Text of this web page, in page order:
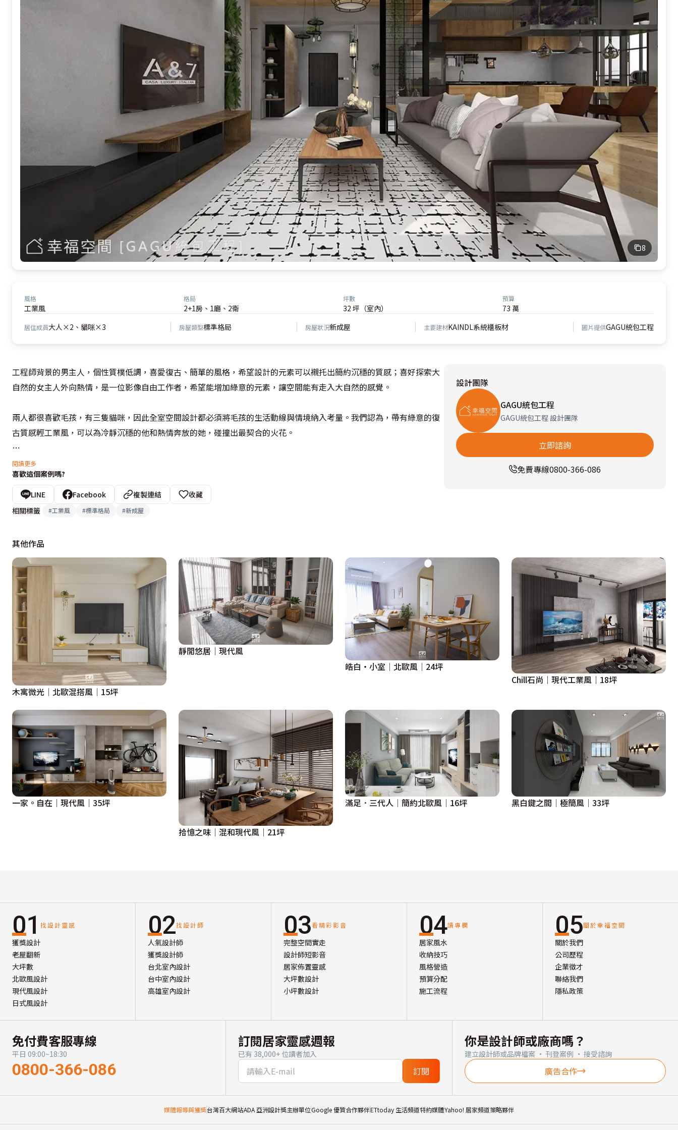
8
風格
工業風
格局
2+1房、1廳、2衛
坪數
32 坪（室內）
預算
73 萬
居住成員大人×2、貓咪×3 房屋類型標準格局 房屋狀況新成屋 主要建材KAINDL系統櫃板材 圖片提供GAGU統包工程
工程師背景的男主人，個性質樸低調，喜愛復古、簡單的風格，希望設計的元素可以襯托出簡約沉穩的質感；喜好探索大
自然的女主人外向熱情，是一位影像自由工作者，希望能增加綠意的元素，讓空間能有走入大自然的感覺。
兩人都很喜歡毛孩，有三隻貓咪，因此全室空間設計都必須將毛孩的生活動線與情境納入考量。我們認為，帶有綠意的復
古質感輕工業風，可以為冷靜沉穩的他和熱情奔放的她，碰撞出最契合的火花。
玄關
玄關不僅代表一個居住空間的門面，更是建立風格的第一印象。為了將彼此的個性融入居住環境中，全室牆面與地板決定
以清水模的灰色為基底，櫃體和門把採用隱藏式設計，形塑簡潔風格。在光源選擇方面，則是裝設隱藏崁燈和街燈，再運
用小盆植栽，打造既唯美又愜意的氛圍。
客廳&廚房
裸露，減少壓迫感，並搭配暗色系的鐵架，襯托沉穩、質感的輕工業風格。
廚房系統櫃、餐桌與部分牆面選擇木質色系，增添溫潤感，並一樣在空間四處擺放植栽，營造沉穩內斂卻又不失溫暖活力
的感覺，同時點綴自然之美。另外考量貓咪們的活力與安全性，電視選擇壁掛電視，並在牆面設計收納用的層板，可以做
為貓咪的跳台，並在靠窗區保留一塊休憩用的露臺區，可以和毛孩們一起享受悠閒時光。
主臥&書房
兩人的用品不多，喜歡房間能有多一點走動的空間，希望主臥盡量維持開闊的舒適度，牆壁則沿用清水模色系，勾勒出一
貫的沉穩質感，並運用衣櫃劃分功能區域，簡化動線和減少櫃體的面積，一舉兩得。
書房
書房則是因應女屋主在家工作的性質，將書房改造成影像工作室，設計觀影區，增進工作效率。
設計概念文字為【GAGU統包工程】提供
閱讀更多
喜歡這個案例嗎?
LINE Facebook 複製連結
收藏
相關標籤
#工業風 #標準格局 #新成屋
設計團隊
GAGU統包工程
GAGU統包工程 設計團隊
立即諮詢
免費專線0800-366-086
其他作品
木寓微光│北歐混搭風│15坪
靜閒悠居｜現代風
皓白‧小室│北歐風│24坪
Chill石尚｜現代工業風｜18坪
一家。自在｜現代風｜35坪
拾憶之味│混和現代風│21坪
滿足．三代人│簡約北歐風│16坪 黑白鍵之間│極簡風│33坪
01 找設計靈感
獲獎設計
老屋翻新
大坪數
北歐風設計
現代風設計
日式風設計
02找設計師
人氣設計師
獲獎設計師
台北室內設計
台中室內設計
高雄室內設計
03看精彩影音
完整空間實走
設計師短影音
居家佈置靈感
大坪數設計
小坪數設計
04讀專欄
居家風水
收納技巧
風格營造
預算分配
施工流程
05關於幸福空間
關於我們
公司歷程
企業徵才
聯絡我們
隱私政策
免付費客服專線
平日 09:00~18:30
0800-366-086
訂閱居家靈感週報
已有 38,000+ 位讀者加入
訂閱
你是設計師或廠商嗎？
建立設計師或品牌檔案 · 刊登案例 · 接受諮詢
廣告合作
媒體報導與獲獎台灣百大網站ADA 亞洲設計獎主辦單位Google 優質合作夥伴ETtoday 生活頻道特約媒體Yahoo! 居家頻道策略夥伴